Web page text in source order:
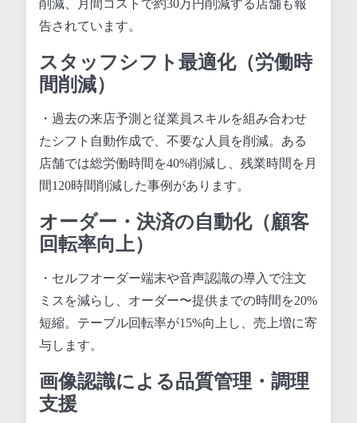
削減、月間コストで約30万円削減する店舗も報
告されています。
スタッフシフト最適化（労働時
間削減）
・過去の来店予測と従業員スキルを組み合わせ
たシフト自動作成で、不要な人員を削減。ある
店舗では総労働時間を40%削減し、残業時間を月
間120時間削減した事例があります。
オーダー・決済の自動化（顧客
回転率向上）
・セルフオーダー端末や音声認識の導入で注文
ミスを減らし、オーダー〜提供までの時間を20%
短縮。テーブル回転率が15%向上し、売上増に寄
与します。
画像認識による品質管理・調理
支援